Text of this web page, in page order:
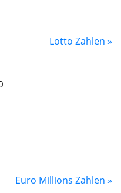
Lotto Zahlen »
Euro Millions Zahlen »